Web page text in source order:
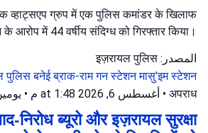
व्हाट्सएप ग्रुप में एक पुलिस कमांडर के खिलाफ
आरोप में 44 वर्षीय संदिग्ध को गिरफ्तार किया।
المصدر: इज़रायल पुलिस
पुलिसबनेई ब्राक-राम गन स्टेशनमासु'इम स्टेशन
अपराध
• أغسطس 6, 2026 at 1:48 م •
निरोध ब्यूरो और इज़रायल सुरक्षा